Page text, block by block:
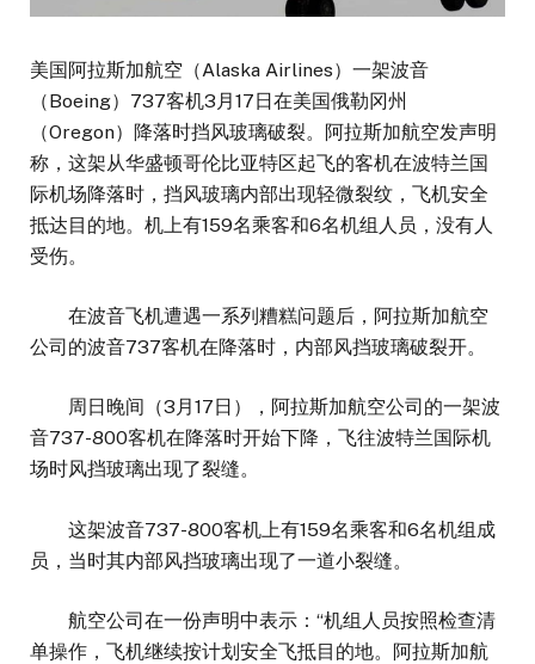
美国阿拉斯加航空（Alaska Airlines）一架波音
（Boeing）737客机3月17日在美国俄勒冈州
（Oregon）降落时挡风玻璃破裂。阿拉斯加航空发声明
称，这架从华盛顿哥伦比亚特区起飞的客机在波特兰国
际机场降落时，挡风玻璃内部出现轻微裂纹，飞机安全
抵达目的地。机上有159名乘客和6名机组人员，没有人
受伤。
在波音飞机遭遇一系列糟糕问题后，阿拉斯加航空
公司的波音737客机在降落时，内部风挡玻璃破裂开。
周日晚间（3月17日），阿拉斯加航空公司的一架波
音737-800客机在降落时开始下降，飞往波特兰国际机
场时风挡玻璃出现了裂缝。
这架波音737-800客机上有159名乘客和6名机组成
员，当时其内部风挡玻璃出现了一道小裂缝。
航空公司在一份声明中表示：“机组人员按照检查清
单操作，飞机继续按计划安全飞抵目的地。阿拉斯加航